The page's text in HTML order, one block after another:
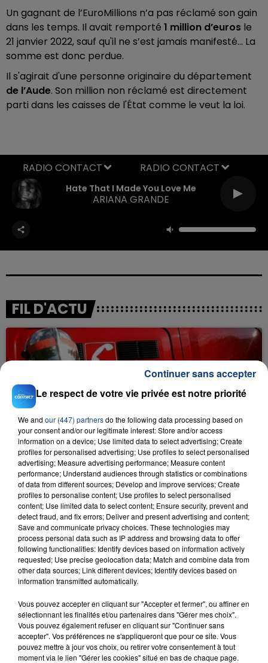
Un gagnant de l’EuroMillions n’a pas réclamé son gain
dans les temps. Il avait remporté 1 million d’euros le
21 janvier 2022, sauf qu'il ne s’est jamais manifesté... La
somme est donc perdue.
Il s'agirait d'une personne originaire du département
de l’Aude. Son million non réclamé est directement
parti dans les caisses de l'État comme le veut la loi.
Hate That I Made You Love Me
ARIANA GRANDE
RADIO CONTACT
FIL D'ACTU
23 juillet 2026
INCENDIE MORTEL À LENS : UNE FEMME ET
SON BÉBÉ ENTRE LA VIE ET LA...
Un homme s'est immolé par le feu après avoir
aspergé sa compagne et leur bébé de trois mois
d'un liquide inflammable.
20 juillet 2026
UNE ADOLESCENTE DEVANT SE FAIRE
OPÉRER DE LA CHEVILLE RESSORT DE LA...
La famille a porté plainte contre la clinique qui a
reconnu sa responsabilité et présenté ses
excuses.
TITRES DIFFUSÉS
Le respect de votre vie privée est notre priorité
We and our (447) partnersdo the following data processing based on
your consent and/or our legitimate interest: Store and/or access
information on a device; Use limited data to select advertising; Create
profiles for personalised advertising; Use profiles to select personalised
advertising; Measure advertising performance; Measure content
performance; Understand audiences through statistics or combinations
of data from different sources; Develop and improve services; Create
profiles to personalise content; Use profiles to select personalised
content; Use limited data to select content; Ensure security, prevent and
detect fraud, and fix errors; Deliver and present advertising and content;
Save and communicate privacy choices. These technologies may
process personal data such as IP address and browsing data to offer
following functionalities: Identify devices based on information actively
requested; Use precise geolocation data; Match and combine data from
other data sources; Link different devices; Identify devices based on
information transmitted automatically.
Vous pouvez accepter en cliquant sur "Accepter et fermer", ou affiner en
sélectionnant les finalités et/ou partenaires dans "Gérer mes choix".
Vous pouvez également refuser en cliquant sur "Continuer sans
accepter". Vos préférences ne s'appliqueront que pour ce site. Vous
pouvez mettre à jour vos choix, ou retirer votre consentement à tout
moment via le lien "Gérer les cookies" situé en bas de chaque page.
Continuer sans accepter